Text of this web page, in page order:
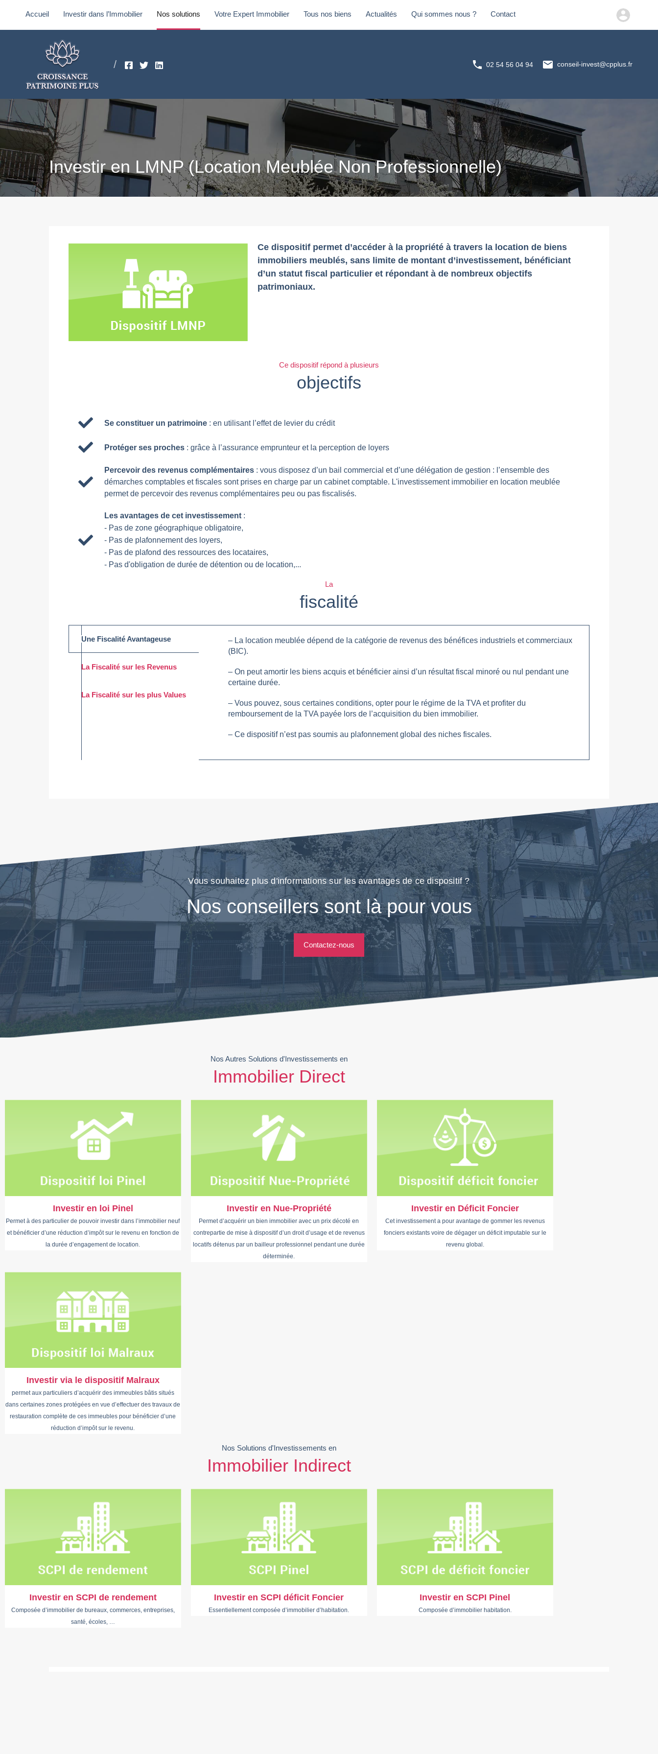
Investir dans l’Immobilier
Accueil Investir dans l’Immobilier Nos solutions Votre Expert Immobilier Tous nos biens Actualités Qui sommes nous ? Contact
02 54 56 04 94 conseil-invest@cpplus.fr
Investir en LMNP (Location Meublée Non Professionnelle)
Ce dispositif permet d’accéder à la propriété à travers la location de biens
immobiliers meublés, sans limite de montant d’investissement, bénéficiant
d’un statut fiscal particulier et répondant à de nombreux objectifs
patrimoniaux.
Ce dispositif répond à plusieurs
objectifs
Se constituer un patrimoine: en utilisant l’effet de levier du crédit
Protéger ses proches : grâce à l’assurance emprunteur et la perception de loyers
Percevoir des revenus complémentaires : vous disposez d’un bail commercial et d’une délégation de gestion : l’ensemble des
démarches comptables et fiscales sont prises en charge par un cabinet comptable. L'investissement immobilier en location meublée
permet de percevoir des revenus complémentaires peu ou pas fiscalisés.
Les avantages de cet investissement :
- Pas de zone géographique obligatoire,
- Pas de plafonnement des loyers,
- Pas de plafond des ressources des locataires,
- Pas d'obligation de durée de détention ou de location,...
La
fiscalité
Une Fiscalité Avantageuse
La Fiscalité sur les Revenus
La Fiscalité sur les plus Values
– La location meublée dépend de la catégorie de revenus des bénéfices industriels et commerciaux
(BIC).
– On peut amortir les biens acquis et bénéficier ainsi d’un résultat fiscal minoré ou nul pendant une
certaine durée.
– Vous pouvez, sous certaines conditions, opter pour le régime de la TVA et profiter du
remboursement de la TVA payée lors de l’acquisition du bien immobilier.
– Ce dispositif n’est pas soumis au plafonnement global des niches fiscales.
Vous souhaitez plus d'informations sur les avantages de ce dispositif ?
Nos conseillers sont là pour vous
Contactez-nous
Nos Autres Solutions d'Investissements en
Immobilier Direct
Investir en loi Pinel
Permet à des particulier de pouvoir investir dans l’immobilier neuf
et bénéficier d’une réduction d’impôt sur le revenu en fonction de
la durée d’engagement de location.
Investir en Nue-Propriété
Permet d’acquérir un bien immobilier avec un prix décoté en
contrepartie de mise à dispositif d’un droit d’usage et de revenus
locatifs détenus par un bailleur professionnel pendant une durée
déterminée.
Investir en Déficit Foncier
Cet investissement a pour avantage de gommer les revenus
fonciers existants voire de dégager un déficit imputable sur le
revenu global.
Investir via le dispositif Malraux
permet aux particuliers d’acquérir des immeubles bâtis situés
dans certaines zones protégées en vue d’effectuer des travaux de
restauration complète de ces immeubles pour bénéficier d’une
réduction d’impôt sur le revenu.
Nos Solutions d'Investissements en
Immobilier Indirect
Investir en SCPI de rendement
Composée d’immobilier de bureaux, commerces, entreprises,
santé, écoles, …
Investir en SCPI déficit Foncier
Essentiellement composée d’immobilier d’habitation.
Investir en SCPI Pinel
Composée d’immobilier habitation.